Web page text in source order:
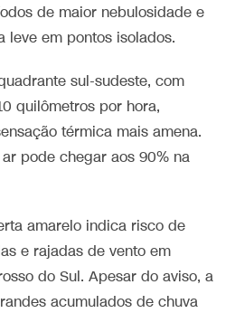
de maior nebulosidade e
leve em pontos isolados.
sul-sudeste, com
quilômetros por hora,
térmica mais amena.
pode chegar aos 90% na
amarelo indica risco de
e rajadas de vento em
do Sul. Apesar do aviso, a
acumulados de chuva